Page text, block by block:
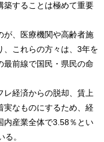
築することは極めて重要
、医療機関や高齢者施
、これらの方々は、3年を
最前線で国民・県民の命
経済からの脱却、賃上
実なものにするため、経
内産業全体で3.58％とい
。